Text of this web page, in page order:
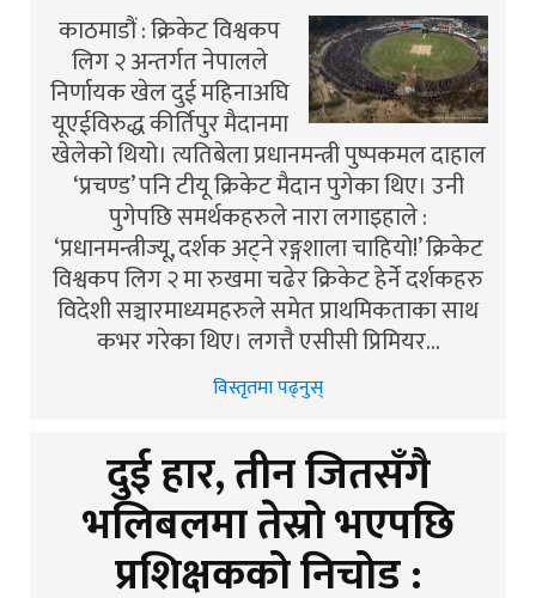
काठमाडौं : क्रिकेट विश्वकप
लिग २ अन्तर्गत नेपालले
निर्णायक खेल दुई महिनाअघि
यूएईविरुद्ध कीर्तिपुर मैदानमा
खेलेको थियो। त्यतिबेला प्रधानमन्त्री पुष्पकमल दाहाल
‘प्रचण्ड’ पनि टीयू क्रिकेट मैदान पुगेका थिए। उनी
पुगेपछि समर्थकहरुले नारा लगाइहाले :
‘प्रधानमन्त्रीज्यू, दर्शक अट्ने रङ्गशाला चाहियो!’ क्रिकेट
विश्वकप लिग २ मा रुखमा चढेर क्रिकेट हेर्ने दर्शकहरु
विदेशी सञ्चारमाध्यमहरुले समेत प्राथमिकताका साथ
कभर गरेका थिए। लगत्तै एसीसी प्रिमियर…
विस्तृतमा पढ्नुस्
दुई हार, तीन जितसँगै
भलिबलमा तेस्रो भएपछि
प्रशिक्षकको निचोड :